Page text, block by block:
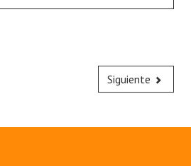
Siguiente